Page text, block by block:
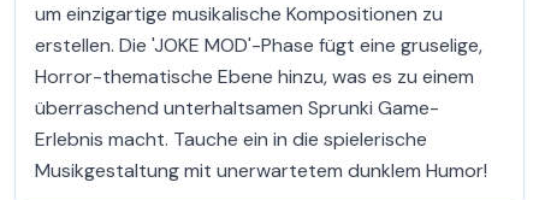
um einzigartige musikalische Kompositionen zu
erstellen. Die 'JOKE MOD'-Phase fügt eine gruselige,
Horror-thematische Ebene hinzu, was es zu einem
überraschend unterhaltsamen Sprunki Game-
Erlebnis macht. Tauche ein in die spielerische
Musikgestaltung mit unerwartetem dunklem Humor!